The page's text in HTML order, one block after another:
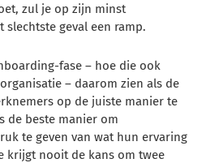
zul je op zijn minst
geval een ramp.
fase – hoe die ook
– daarom zien als de
op de juiste manier te
de beste manier om
te geven van wat hun ervaring
krijgt nooit de kans om twee